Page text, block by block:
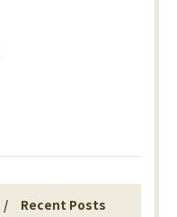
Recent Posts